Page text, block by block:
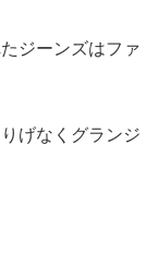
ジーンズはファ
げなくグランジ